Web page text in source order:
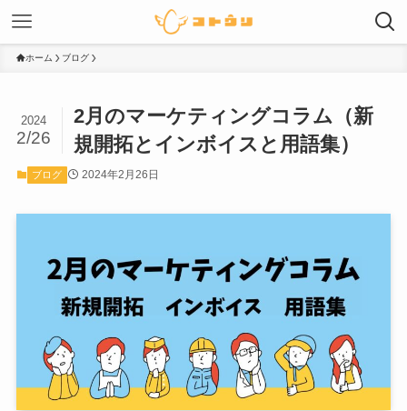
ホーム ブログ
2月のマーケティングコラム（新
規開拓とインボイスと用語集）
2024
2/26
ブログ 2024年2月26日